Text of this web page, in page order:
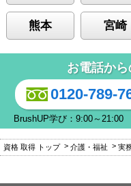
熊本 宮崎
お電話か
0120-789-
BrushUP学び：9:00～21:00
資格 取得 トップ 介護・福祉 実